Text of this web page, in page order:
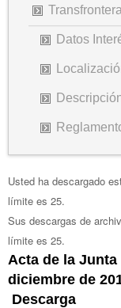
Transfrontera
Datos
Usted ha descargado
límite es 25.
Sus descargas de
límite es 25.
Acta de la
diciembre de
Descarga